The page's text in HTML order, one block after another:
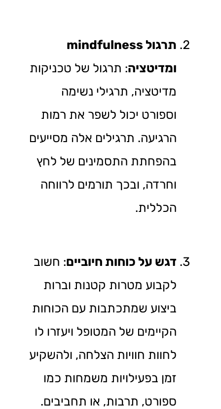
תרגול mindfulness
ומדיטציה: תרגול של טכניקות
מדיטציה, תרגילי נשימה
וספורט יכול לשפר את רמות
הרגיעה. תרגילים אלה מסייעים
בהפחתת התסמינים של לחץ
וחרדה, ובכך תורמים לרווחה
הכללית.
דגש על כוחות חיוביים: חשוב
לקבוע מטרות קטנות וברות
ביצוע שמתכתבות עם הכוחות
הקיימים של המטופל ויעזרו לו
לחוות חוויות הצלחה, ולהשקיע
זמן בפעילויות משמחות כמו
ספורט, תרבות, או תחביבים.